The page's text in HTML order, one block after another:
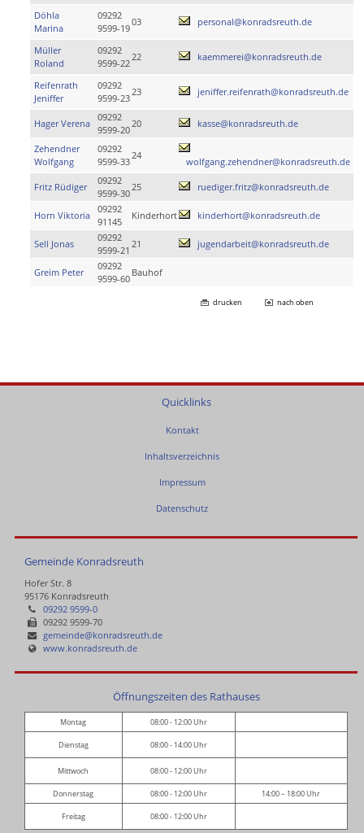
Döhla
Marina
09292
9599-19
03 personal@konradsreuth.de
Müller
Roland
09292
9599-22
22 kaemmerei@konradsreuth.de
Reifenrath
Jeniffer
09292
9599-23
23 jeniffer.reifenrath@konradsreuth.de
Hager Verena
09292
9599-20
20 kasse@konradsreuth.de
Zehendner
Wolfgang
09292
9599-33
24
wolfgang.zehendner@konradsreuth.de
Fritz Rüdiger
09292
9599-30
25 ruediger.fritz@konradsreuth.de
Horn Viktoria
09292
91145
Kinderhort kinderhort@konradsreuth.de
Sell Jonas
09292
9599-21
21 jugendarbeit@konradsreuth.de
Greim Peter
09292
9599-60
Bauhof
drucken nach oben
Quicklinks
Kontakt
Inhaltsverzeichnis
Impressum
Datenschutz
Gemeinde Konradsreuth
Hofer Str. 8
95176 Konradsreuth
09292 9599-0
09292 9599-70
gemeinde@konradsreuth.de
www.konradsreuth.de
Öffnungszeiten des Rathauses
Montag 08:00 - 12:00 Uhr
Dienstag 08:00 - 14:00 Uhr
Mittwoch 08:00 - 12:00 Uhr
Donnerstag 08:00 - 12:00 Uhr 14:00 – 18:00 Uhr
Freitag 08:00 - 12:00 Uhr